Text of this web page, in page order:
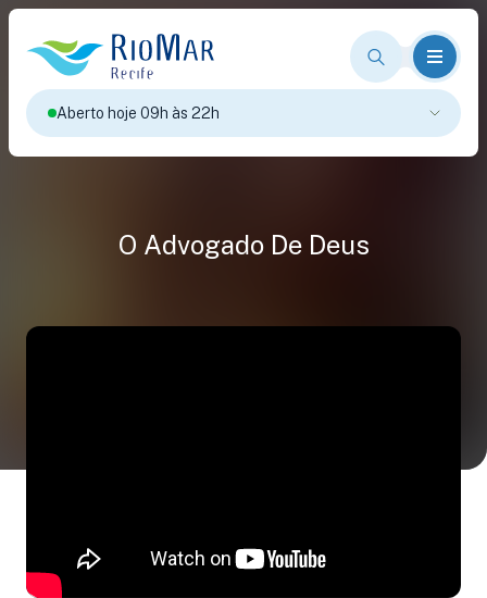
Aberto hoje 09h às 22h
O Advogado De Deus